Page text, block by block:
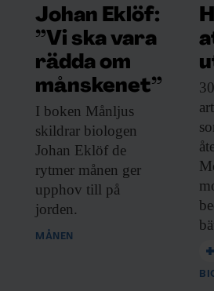
Håll dig
F&F:s
Beställ
Johan Eklöf:
”Vi ska vara
rädda om
månskenet”
I boken Månljus
skildrar biologen
Johan Eklöf de
rytmer månen ger
upphov till på
jorden.
MÅNEN